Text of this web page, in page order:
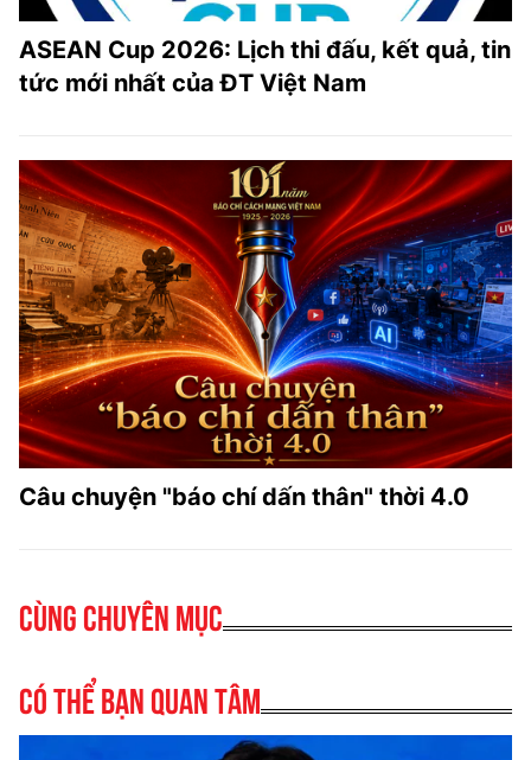
ASEAN Cup 2026: Lịch thi đấu, kết quả, tin
tức mới nhất của ĐT Việt Nam
Câu chuyện "báo chí dấn thân" thời 4.0
Cùng chuyên mục
Có thể bạn quan tâm